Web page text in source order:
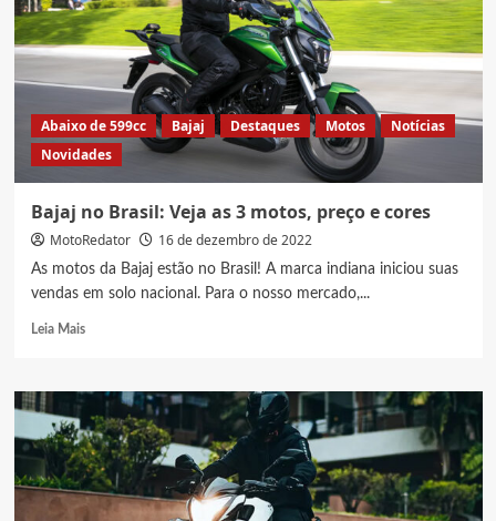
preço
e
cores
Abaixo de 599cc Bajaj Destaques Motos
Notícias
Novidades
Bajaj no Brasil: Veja as 3 motos, preço e cores
MotoRedator 16 de dezembro de 2022
As motos da Bajaj estão no Brasil! A marca indiana iniciou suas
vendas em solo nacional. Para o nosso mercado,...
Leia MaisRead
Bajaj
Brasil:
Veja
as
3
motos,